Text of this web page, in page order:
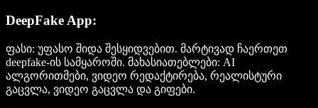
DeepFake App:
ფასი: უფასო შიდა შესყიდვებით. მარტივად ჩაერთეთ
deepfake-ის სამყაროში. მახასიათებლები: AI
ალგორითმები, ვიდეო რედაქტირება, რეალისტური
გაცვლა, ვიდეო გაცვლა და გიფები.